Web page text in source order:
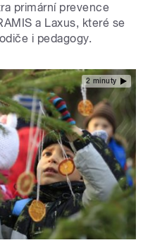
primární prevence
a Laxus, které se
i pedagogy.
2 minuty